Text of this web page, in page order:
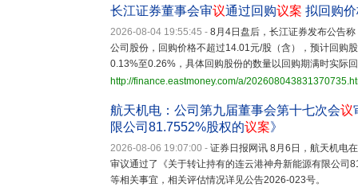
长江证券董事会审议通过回购议案 拟回购
2026-08-04 19:55:45 - 8月4日盘后，长江证券发布公告
公司股份，回购价格不超过14.01元/股（含），预计回购
0.13%至0.26%，具体回购股份的数量以回购期满时实际
http://finance.eastmoney.com/a/
航天机电：公司第九届董事会第十七次会议
限公司81.7552%股权的议案》
2026-08-06 19:07:00 - 证券日报网讯 8月6日，航天机电
审议通过了《关于转让持有的连云港神舟新能源有限公司
等相关事宜，相关评估情况详见公告2026-023号。